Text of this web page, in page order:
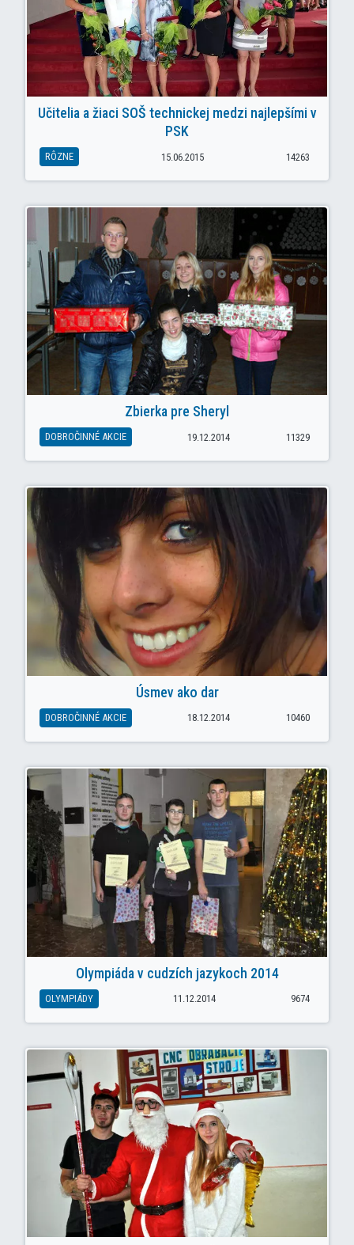
Učitelia a žiaci SOŠ technickej medzi najlepšími v
PSK
RÔZNE 15.06.2015 14263
Zbierka pre Sheryl
DOBROČINNÉ AKCIE 19.12.2014 11329
Úsmev ako dar
DOBROČINNÉ AKCIE 18.12.2014 10460
Olympiáda v cudzích jazykoch 2014
OLYMPIÁDY 11.12.2014 9674